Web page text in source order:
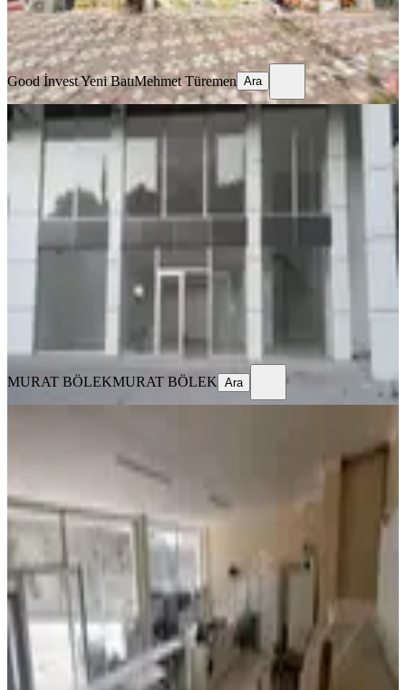
Good İnvest Yeni BatıMehmet Türemen
Ara
Good İnvest Yeni BatıMehmet Türemen Ara
Sahibinden Sahibinden Caddede
Geniş Cepheli (270m2 Ye
4.600.000 ₺
Ara
MURAT BÖLEKMURAT BÖLEK Ara
Mamak, Yeşilbayır Mahallesi
2 Oda· 68 m²·Düz Giriş (Zemin) 20.02.2026
4.495.000 ₺
LOTUS GAYRİMENKUL YATIRIM OFİSİ Oktay Kaya
Ara